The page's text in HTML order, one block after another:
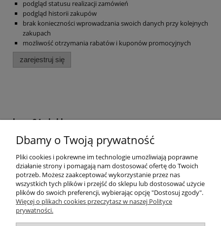
podgląd statusu realizacji zamówień
podgląd historii zakupów
brak konieczności wprowadzania swoich danych przy kolejnych
zakupach
możliwość otrzymania rabatów i kuponów promocyjnych
zarejestruj się
krem24.pl sklep
+48 508 283 281
sklep@krem24.pl
Litewska 10
51-354Wrocław woj. dolnośląskie
NIP 8981978725
Pomoc
Moje konto
Dbamy o Twoją prywatność
Pliki cookies i pokrewne im technologie umożliwiają poprawne
działanie strony i pomagają nam dostosować ofertę do Twoich
potrzeb. Możesz zaakceptować wykorzystanie przez nas
wszystkich tych plików i przejść do sklepu lub dostosować użycie
plików do swoich preferencji, wybierając opcję "Dostosuj zgody".
Więcej o plikach cookies przeczytasz w naszej Polityce
prywatności.